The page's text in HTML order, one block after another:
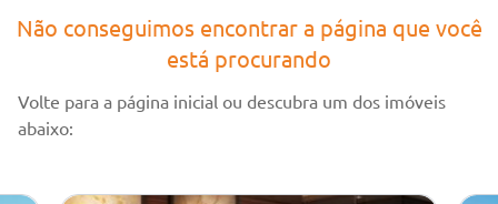
Não conseguimos encontrar a página que você
está procurando
Volte para a página inicial ou descubra um dos imóveis
abaixo: